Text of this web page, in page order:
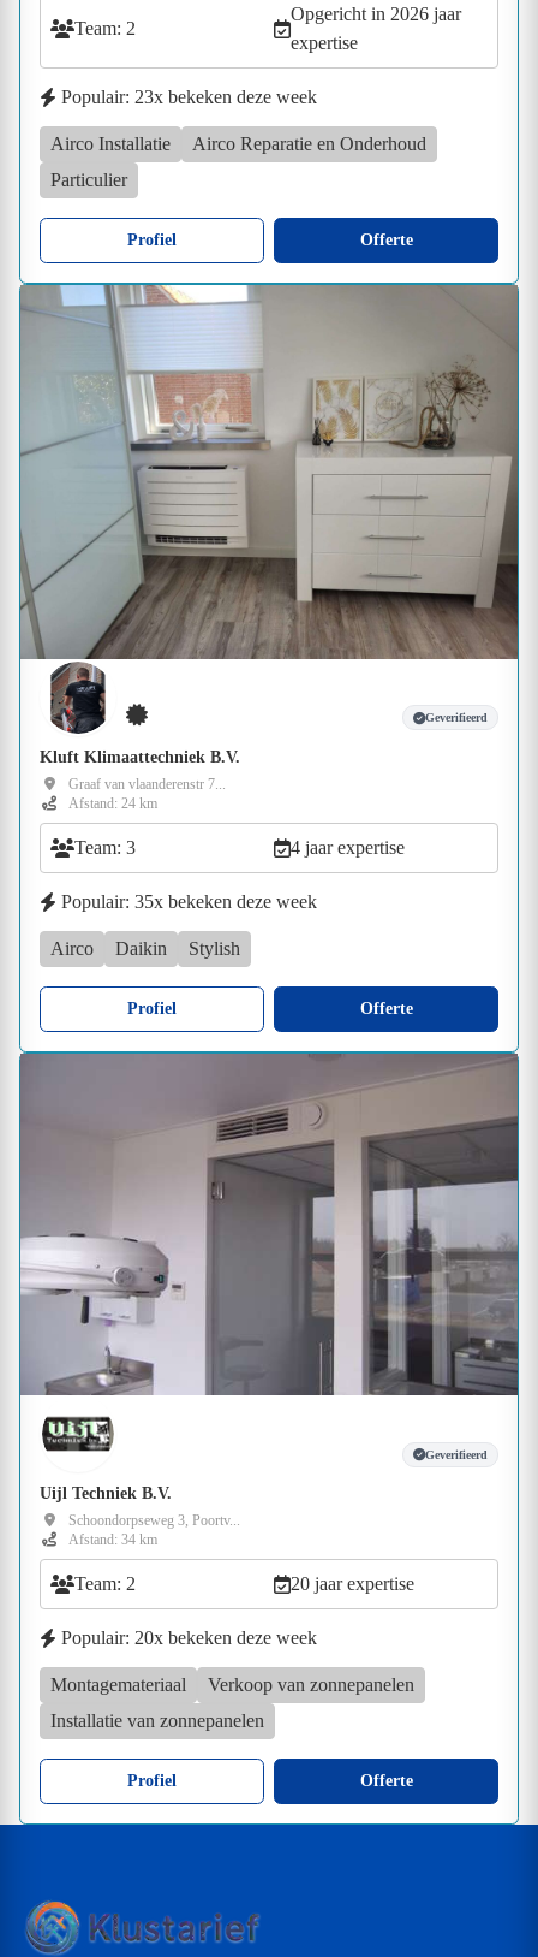
Team: 2
Opgericht in 2026 jaar
expertise
Populair: 23x bekeken deze week
Airco Installatie
Airco Reparatie en Onderhoud
Particulier
Profiel Offerte
Geverifieerd
Kluft Klimaattechniek B.V.
Graaf van vlaanderenstr 7...
Afstand: 24 km
Team: 3 4 jaar expertise
Populair: 35x bekeken deze week
Airco Daikin Stylish
Profiel Offerte
Geverifieerd
Uijl Techniek B.V.
Schoondorpseweg 3, Poortv...
Afstand: 34 km
Team: 2 20 jaar expertise
Populair: 20x bekeken deze week
Montagemateriaal
Verkoop van zonnepanelen
Installatie van zonnepanelen
Profiel Offerte